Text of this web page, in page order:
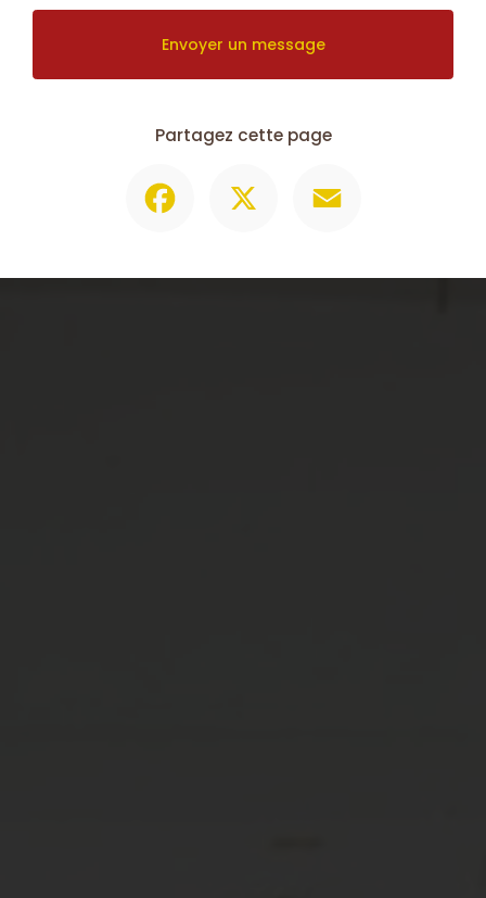
Envoyer un message
Partagez cette page